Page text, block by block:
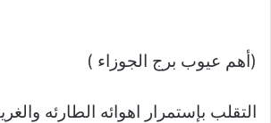
(أهم عيوب برج الجوزاء )
التقلب بإستمرار اهوائه الطارئه